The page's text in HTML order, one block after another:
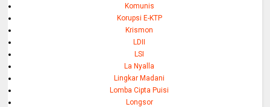
Komunis
Korupsi E-KTP
Krismon
LDII
LSI
La Nyalla
Lingkar Madani
Lomba Cipta Puisi
Longsor